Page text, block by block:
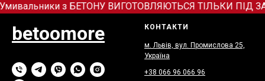
з БЕТОНУ ВИГОТОВЛЯЮТЬСЯ ТІЛЬКИ ПІД
betoomore КОНТАКТИ
м. Львів, вул. Промислова 25,
Україна
+38 066 96 066 96